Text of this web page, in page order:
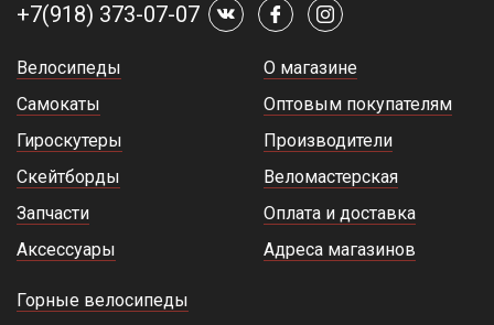
+7(918) 373-07-07
Велосипеды
Самокаты
Гироскутеры
Скейтборды
Запчасти
Аксессуары
О магазине
Оптовым покупателям
Производители
Веломастерская
Оплата и доставка
Адреса магазинов
Горные велосипеды